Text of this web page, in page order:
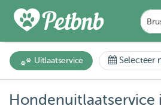
Uitlaatservice Selecteer
Hondenuitlaatservice